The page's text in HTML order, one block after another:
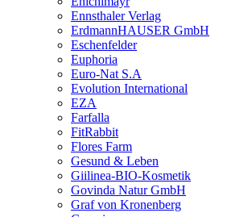
Ennsthaler Verlag
ErdmannHAUSER GmbH
Eschenfelder
Euphoria
Euro-Nat S.A
Evolution International
EZA
Farfalla
FitRabbit
Flores Farm
Gesund & Leben
Giilinea-BIO-Kosmetik
Govinda Natur GmbH
Graf von Kronenberg